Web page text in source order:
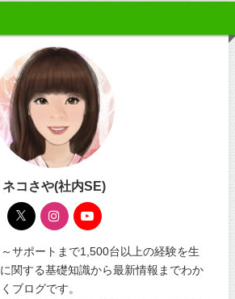
ネコさや(社内SE)
サポートまで1,500台以上の経験を生
関する基礎知識から最新情報までわか
ブログです。